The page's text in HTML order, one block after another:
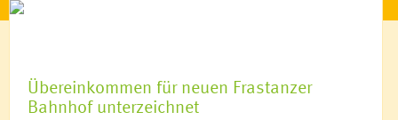
Übereinkommen für neuen Frastanzer
Bahnhof unterzeichnet